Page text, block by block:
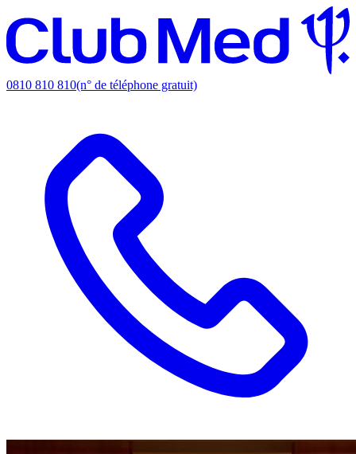
0810 810 810(n° de téléphone gratuit)